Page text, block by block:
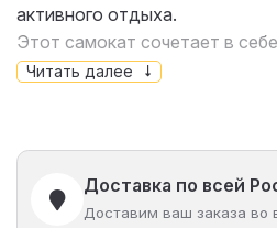
активного отдыха.
Этот самокат сочетает в
высокую
Технические
Kugoo M3 Pro оснащен
Читать далее
Доставка по всей
Доставим ваш заказа во